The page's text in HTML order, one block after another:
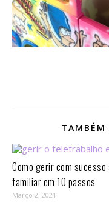
TAMBÉM
Como gerir com
familiar em 10 passos⁣
Março 2, 2021